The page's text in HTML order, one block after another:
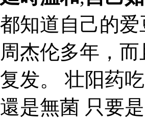
都知道自己的
周杰伦多年，
复发。 壮阳药
還是無菌 只要